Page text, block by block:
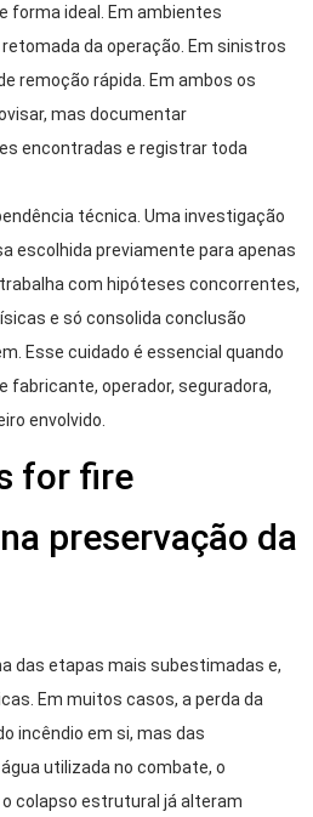
forma ideal. Em ambientes
da operação. Em sinistros
remoção rápida. Em ambos os
mas documentar
encontradas e registrar toda
técnica. Uma investigação
escolhida previamente para apenas
com hipóteses concorrentes,
e só consolida conclusão
Esse cuidado é essencial quando
fabricante, operador, seguradora,
envolvido.
for fire
preservação da
das etapas mais subestimadas e,
Em muitos casos, a perda da
incêndio em si, mas das
utilizada no combate, o
colapso estrutural já alteram